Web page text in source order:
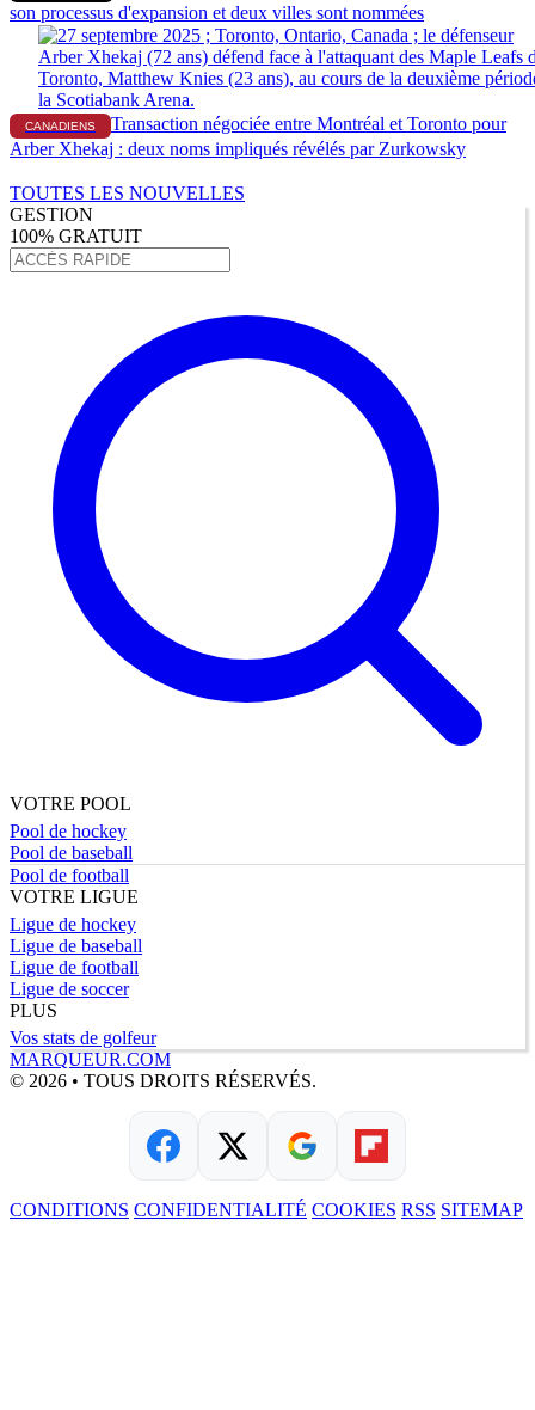
son processus d'expansion et deux villes sont nommées
CANADIENS
Transaction négociée entre Montréal et Toronto pour
Arber Xhekaj : deux noms impliqués révélés par Zurkowsky
TOUTES LES NOUVELLES
GESTION
100% GRATUIT
VOTRE POOL
Pool de hockey
Pool de baseball
Pool de football
VOTRE LIGUE
Ligue de hockey
Ligue de baseball
Ligue de football
Ligue de soccer
PLUS
Vos stats de golfeur
MARQUEUR.COM
© 2026 • TOUS DROITS RÉSERVÉS.
CONDITIONS CONFIDENTIALITÉ COOKIES RSS SITEMAP